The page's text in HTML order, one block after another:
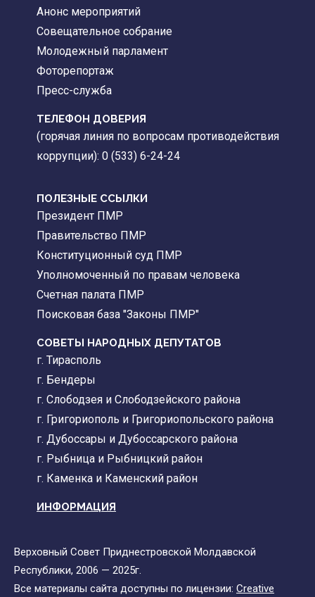
Анонс мероприятий
Совещательное собрание
Молодежный парламент
Фоторепортаж
Пресс-служба
ТЕЛЕФОН ДОВЕРИЯ
(горячая линия по вопросам противодействия
коррупции): 0 (533) 6-24-24
ПОЛЕЗНЫЕ ССЫЛКИ
Президент ПМР
Правительство ПМР
Конституционный суд ПМР
Уполномоченный по правам человека
Счетная палата ПМР
Поисковая база "Законы ПМР"
СОВЕТЫ НАРОДНЫХ ДЕПУТАТОВ
г. Тирасполь
г. Бендеры
г. Слободзея и Слободзейского района
г. Григориополь и Григориопольского района
г. Дубоссары и Дубоссарского района
г. Рыбница и Рыбницкий район
г. Каменка и Каменский район
ИНФОРМАЦИЯ
Верховный Совет Приднестровской Молдавской
Республики, 2006 — 2025г.
Все материалы сайта доступны по лицензии: Creative